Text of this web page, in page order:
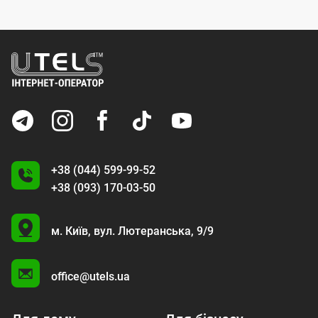
+38 (044) 599-99-52
+38 (093) 170-03-50
U
м. Київ, вул. Лютеранська, 9/9
office@utels.ua